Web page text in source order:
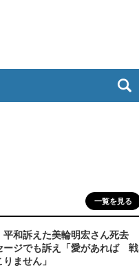
一覧を見る
平和訴えた美輪明宏さん死去
ージでも訴え「愛があれば 戦
ません」